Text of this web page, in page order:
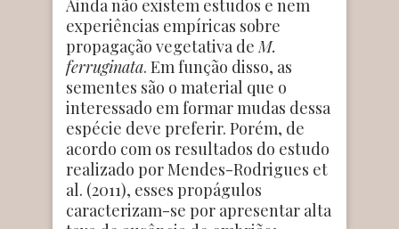
Ainda não existem estudos e nem
experiências empíricas sobre
propagação vegetativa de M.
ferruginata. Em função disso, as
sementes são o material que o
interessado em formar mudas dessa
espécie deve preferir. Porém, de
acordo com os resultados do estudo
realizado por Mendes-Rodrigues et
al. (2011), esses propágulos
caracterizam-se por apresentar alta